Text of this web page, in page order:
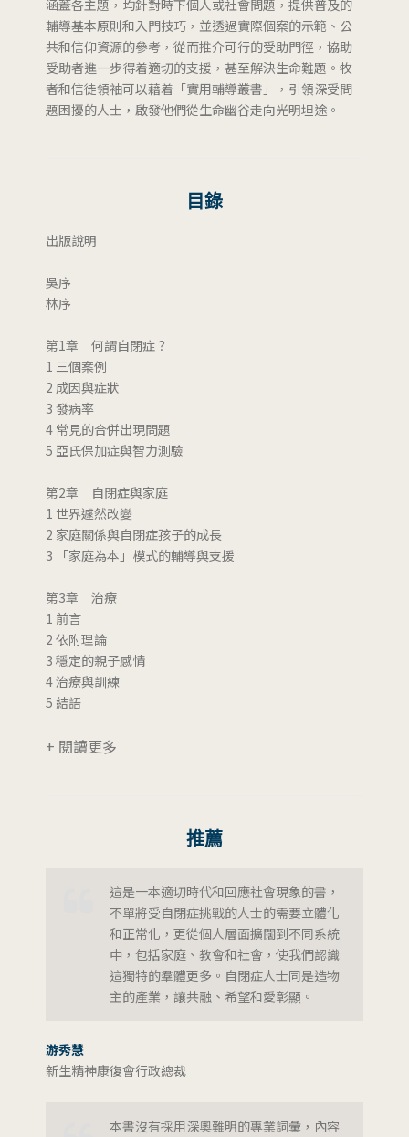
涵蓋各主題，均針對時下個人或社會問題，提供普及的
輔導基本原則和入門技巧，並透過實際個案的示範、公
共和信仰資源的參考，從而推介可行的受助門徑，協助
受助者進一步得着適切的支援，甚至解決生命難題。牧
者和信徒領袖可以藉着「實用輔導叢書」，引領深受問
題困擾的人士，啟發他們從生命幽谷走向光明坦途。
目錄
出版說明
吳序
林序
第1章 何謂自閉症？
1 三個案例
2 成因與症狀
3 發病率
4 常見的合併出現問題
5 亞氏保加症與智力測驗
第2章 自閉症與家庭
1 世界遽然改變
2 家庭關係與自閉症孩子的成長
3 「家庭為本」模式的輔導與支援
第3章 治療
1 前言
2 依附理論
3 穩定的親子感情
4 治療與訓練
5 結語
+ 閱讀更多
推薦
這是一本適切時代和回應社會現象的書，
不單將受自閉症挑戰的人士的需要立體化
和正常化，更從個人層面擴闊到不同系統
中，包括家庭、教會和社會，使我們認識
這獨特的羣體更多。自閉症人士同是造物
主的產業，讓共融、希望和愛彰顯。
游秀慧
新生精神康復會行政總裁
本書沒有採用深奧難明的專業詞彙，內容